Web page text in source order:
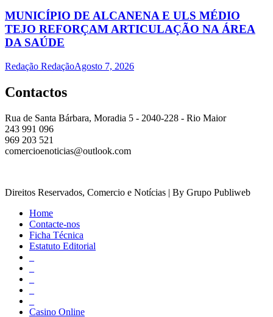
MUNICÍPIO DE ALCANENA E ULS MÉDIO
TEJO REFORÇAM ARTICULAÇÃO NA ÁREA
DA SAÚDE
Redação RedaçãoAgosto 7, 2026
Contactos
Rua de Santa Bárbara, Moradia 5 - 2040-228 - Rio Maior
243 991 096
969 203 521
comercioenoticias@outlook.com
Direitos Reservados, Comercio e Notícias | By Grupo Publiweb
Home
Contacte-nos
Ficha Técnica
Estatuto Editorial
Casino Online